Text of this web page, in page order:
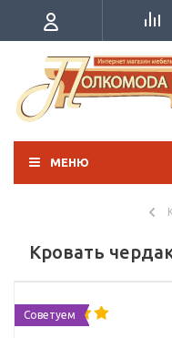
МЕНЮ
Кровать
Советуем